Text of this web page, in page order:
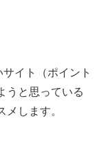
イト（ポイント
うと思っている
します。